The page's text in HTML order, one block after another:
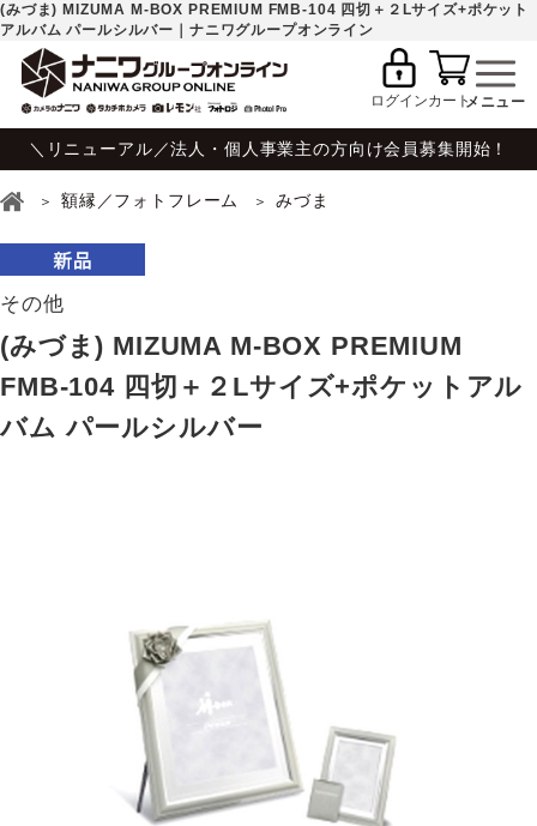
(みづま) MIZUMA M-BOX PREMIUM FMB-104 四切＋２Lサイズ+ポケット
アルバム パールシルバー｜ナニワグループオンライン
ログインカート
＼リニューアル／法人・個人事業主の方向け会員募集開始！
額縁／フォトフレーム みづま
その他
(みづま) MIZUMA M-BOX PREMIUM
FMB-104 四切＋２Lサイズ+ポケットアル
バム パールシルバー